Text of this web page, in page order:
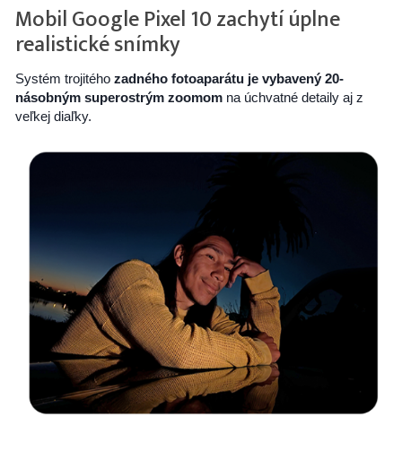
Mobil Google Pixel 10 zachytí úplne
realistické snímky
Systém trojitého zadného fotoaparátu je vybavený 20-
násobným superostrým zoomomna úchvatné detaily aj z
veľkej diaľky.